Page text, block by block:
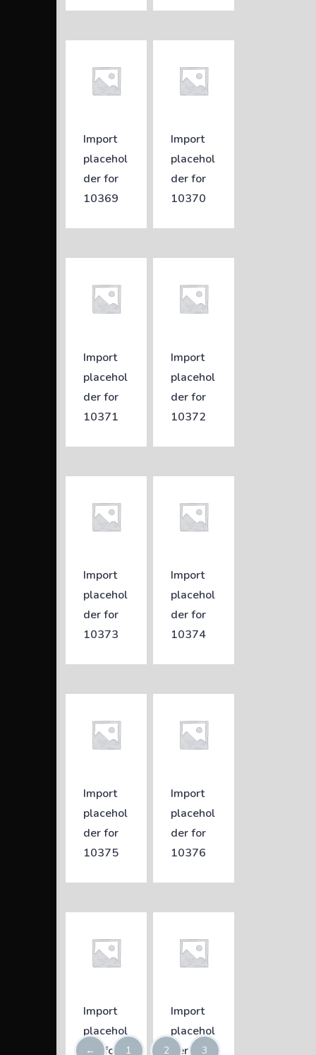
Import
placehol
der for
10369
Import
placehol
der for
10370
Import
placehol
der for
10371
Import
placehol
der for
10372
Import
placehol
der for
10373
Import
placehol
der for
10374
Import
placehol
der for
10375
Import
placehol
der for
10376
Import
placehol
der for
Import
placehol
der for
← 1 2 3